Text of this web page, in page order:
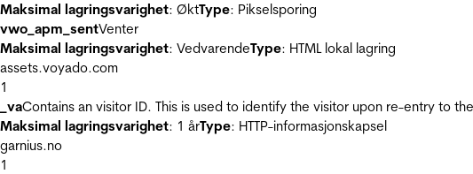
Maksimal lagringsvarighet: ØktType: Pikselsporing
vwo_apm_sentVenter
Maksimal lagringsvarighet: VedvarendeType: HTML lokal lagring
assets.voyado.com
1
_vaContains an visitor ID. This is used to identify the visitor upon re-entry to
Maksimal lagringsvarighet: 1 årType: HTTP-informasjonskapsel
garnius.no
1